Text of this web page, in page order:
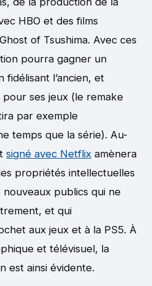
HBO et des films
of Tsushima. Avec ces
pourra gagner un
l’ancien, et
pour ses jeux (le remake
par exemple
temps que la série). Au-
signé avec Netflix amènera
propriétés intellectuelles
publics qui ne
et qui
aux jeux et à la PS5. À
et télévisuel, la
est ainsi évidente.